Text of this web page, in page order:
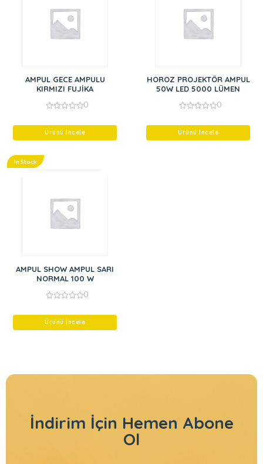
AMPUL GECE AMPULU
KIRMIZI FUJİKA
of
0
Ürünü İncele
HOROZ PROJEKTÖR AMPUL
50W LED 5000 LÜMEN
of
0
Ürünü İncele
In Stock
AMPUL SHOW AMPUL SARI
NORMAL 100 W
of
0
Ürünü İncele
İndirim İçin Hemen Abone
Ol